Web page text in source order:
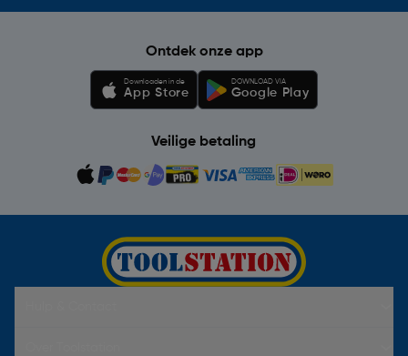
Ontdek onze app
Downloaden in de
App Store
DOWNLOAD VIA
Google Play
Veilige betaling